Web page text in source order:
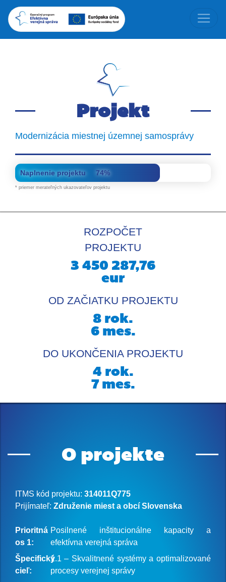
Projekt
Modernizácia miestnej územnej samosprávy
Naplnenie projektu 74%
* priemer merateľných ukazovateľov projektu
ROZPOČET
PROJEKTU
3 450 287,76
eur
OD ZAČIATKU PROJEKTU
8rok.
6mes.
DO UKONČENIA PROJEKTU
4rok.
7mes.
O projekte
ITMS kód projektu: 314011Q775
Prijímateľ: Združenie miest a obcí Slovenska
Prioritná
os 1:
Posilnené inštitucionálne kapacity a
efektívna verejná správa
Špecifický
cieľ:
1.1 – Skvalitnené systémy a optimalizované
procesy verejnej správy